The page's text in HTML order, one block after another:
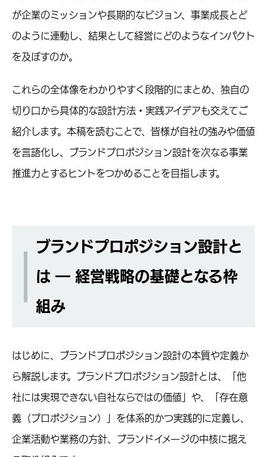
が企業のミッションや長期的なビジョン、事業成長とど
のように連動し、結果として経営にどのようなインパクト
を及ぼすのか。
これらの全体像をわかりやすく段階的にまとめ、独自の
切り口から具体的な設計方法・実践アイデアも交えてご
紹介します。本稿を読むことで、皆様が自社の強みや価値
を言語化し、ブランドプロポジション設計を次なる事業
推進力とするヒントをつかめることを目指します。
ブランドプロポジション設計と
は ― 経営戦略の基礎となる枠
組み
はじめに、ブランドプロポジション設計の本質や定義か
ら解説します。ブランドプロポジション設計とは、「他
社には実現できない自社ならではの価値」や、「存在意
義（プロポジション）」を体系的かつ実践的に定義し、
企業活動や業務の方針、ブランドイメージの中核に据え